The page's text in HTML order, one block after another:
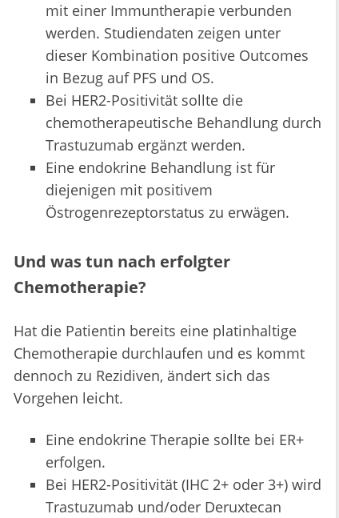
mit einer Immuntherapie verbunden
werden. Studiendaten zeigen unter
dieser Kombination positive Outcomes
in Bezug auf PFS und OS.
Bei HER2-Positivität sollte die
chemotherapeutische Behandlung durch
Trastuzumab ergänzt werden.
Eine endokrine Behandlung ist für
diejenigen mit positivem
Östrogenrezeptorstatus zu erwägen.
Und was tun nach erfolgter
Chemotherapie?
Hat die Patientin bereits eine platinhaltige
Chemotherapie durchlaufen und es kommt
dennoch zu Rezidiven, ändert sich das
Vorgehen leicht.
Eine endokrine Therapie sollte bei ER+
erfolgen.
Bei HER2-Positivität (IHC 2+ oder 3+) wird
Trastuzumab und/oder Deruxtecan